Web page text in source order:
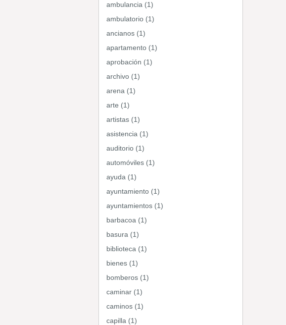
ambulancia (1)
ambulatorio (1)
ancianos (1)
apartamento (1)
aprobación (1)
archivo (1)
arena (1)
arte (1)
artistas (1)
asistencia (1)
auditorio (1)
automóviles (1)
ayuda (1)
ayuntamiento (1)
ayuntamientos (1)
barbacoa (1)
basura (1)
biblioteca (1)
bienes (1)
bomberos (1)
caminar (1)
caminos (1)
capilla (1)